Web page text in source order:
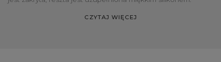
CZYTAJ WIĘCEJ